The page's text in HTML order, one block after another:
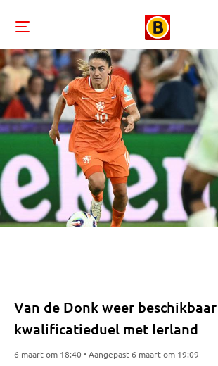
Van de Donk weer
kwalificatieduel met Ierland
6 maart om 18:40 • Aangepast 6 maart om 19:09